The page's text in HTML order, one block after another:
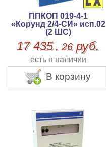
ППКОП 019-4-1
«Корунд 2/4-СИ» исп.02
(2 ШС)
17 435 . 26руб.
есть в наличии
В корзину